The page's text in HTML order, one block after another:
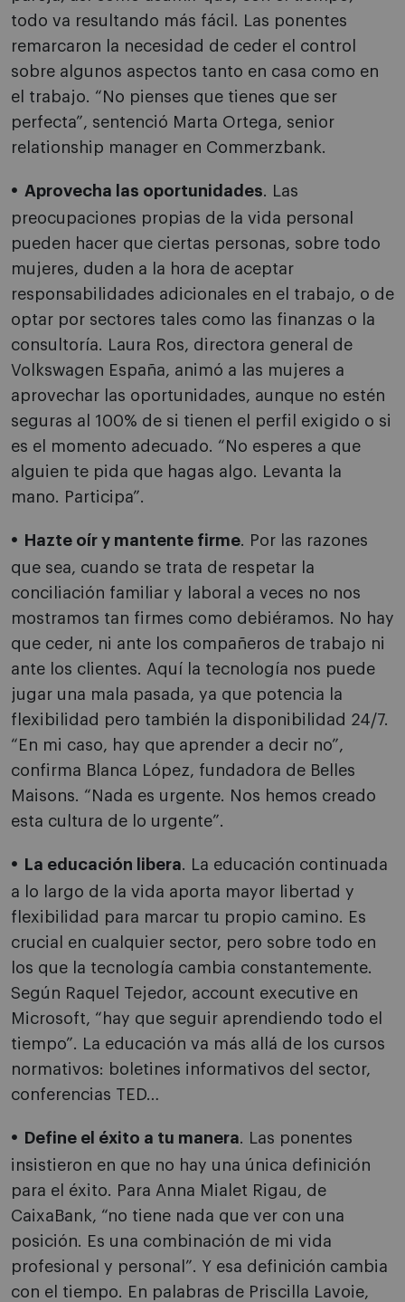
todo va resultando más fácil. Las ponentes
remarcaron la necesidad de ceder el control
sobre algunos aspectos tanto en casa como en
el trabajo. “No pienses que tienes que ser
perfecta”, sentenció Marta Ortega, senior
relationship manager en Commerzbank.
Aprovecha las oportunidades. Las
preocupaciones propias de la vida personal
pueden hacer que ciertas personas, sobre todo
mujeres, duden a la hora de aceptar
responsabilidades adicionales en el trabajo, o de
optar por sectores tales como las finanzas o la
consultoría. Laura Ros, directora general de
Volkswagen España, animó a las mujeres a
aprovechar las oportunidades, aunque no estén
seguras al 100% de si tienen el perfil exigido o si
es el momento adecuado. “No esperes a que
alguien te pida que hagas algo. Levanta la
mano. Participa”.
Hazte oír y mantente firme. Por las razones
que sea, cuando se trata de respetar la
conciliación familiar y laboral a veces no nos
mostramos tan firmes como debiéramos. No hay
que ceder, ni ante los compañeros de trabajo ni
ante los clientes. Aquí la tecnología nos puede
jugar una mala pasada, ya que potencia la
flexibilidad pero también la disponibilidad 24/7.
“En mi caso, hay que aprender a decir no”,
confirma Blanca López, fundadora de Belles
Maisons. “Nada es urgente. Nos hemos creado
esta cultura de lo urgente”.
La educación libera. La educación continuada
a lo largo de la vida aporta mayor libertad y
flexibilidad para marcar tu propio camino. Es
crucial en cualquier sector, pero sobre todo en
los que la tecnología cambia constantemente.
Según Raquel Tejedor, account executive en
Microsoft, “hay que seguir aprendiendo todo el
tiempo”. La educación va más allá de los cursos
normativos: boletines informativos del sector,
conferencias TED…
Define el éxito a tu manera. Las ponentes
insistieron en que no hay una única definición
para el éxito. Para Anna Mialet Rigau, de
CaixaBank, “no tiene nada que ver con una
posición. Es una combinación de mi vida
profesional y personal”. Y esa definición cambia
con el tiempo. En palabras de Priscilla Lavoie,